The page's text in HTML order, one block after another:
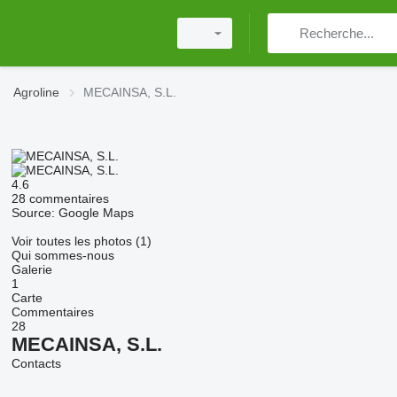
Agroline MECAINSA, S.L.
4.6
28 commentaires
Source: Google Maps
Voir toutes les photos (1)
Qui sommes-nous
Galerie
1
Carte
Commentaires
28
MECAINSA, S.L.
Contacts